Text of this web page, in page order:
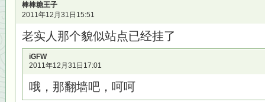
棒棒糖王子
2011年12月31日15:51
老实人那个貌似站点已经挂了
iGFW
2011年12月31日17:01
哦，那翻墙吧，呵呵